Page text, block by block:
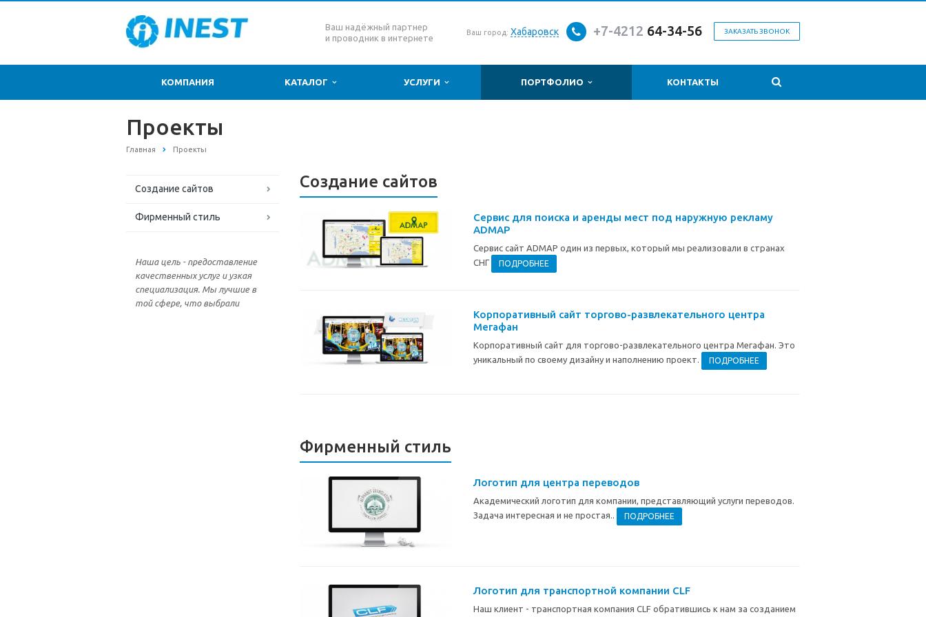
Ваш надёжный партнер
и проводник в интернете
Ваш город: Хабаровск ЗАКАЗАТЬ ЗВОНОК
+7-4212 64-34-56
КОМПАНИЯ КАТАЛОГ УСЛУГИ ПОРТФОЛИО КОНТАКТЫ
Проекты
Главная Проекты
Создание сайтов
Фирменный стиль
Наша цель - предоставление
качественных услуг и узкая
специализация. Мы лучшие в
той сфере, что выбрали
Создание сайтов
Сервис для поиска и аренды мест под наружную рекламу
ADMAP
Сервис сайт ADMAP один из первых, который мы реализовали в странах
СНГ
ПОДРОБНЕЕ
Корпоративный сайт торгово-развлекательного центра
Мегафан
Корпоративный сайт для торгово-развлекательного центра Мегафан. Это
уникальный по своему дизайну и наполнению проект.
ПОДРОБНЕЕ
Фирменный стиль
Логотип для центра переводов
Академический логотип для компании, представляющий услуги переводов.
Задача интересная и не простая..
ПОДРОБНЕЕ
Логотип для транспортной компании CLF
Наш клиент - транспортная компания CLF обратившись к нам за созданием